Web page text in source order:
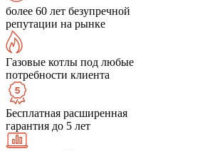
более 60 лет безупречной
репутации на рынке
Газовые котлы под любые
потребности клиента
Бесплатная расширенная
гарантия до 5 лет